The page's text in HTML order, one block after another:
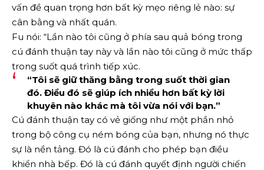
vấn đề quan trọng hơn bất kỳ mẹo riêng lẻ nào: sự
cân bằng và nhất quán.
Fu nói: “Lần nào tôi cũng ở phía sau quả bóng trong
cú đánh thuận tay này và lần nào tôi cũng ở mức thấp
trong suốt quá trình tiếp xúc.
“Tôi sẽ giữ thăng bằng trong suốt thời gian
đó. Điều đó sẽ giúp ích nhiều hơn bất kỳ lời
khuyên nào khác mà tôi vừa nói với bạn.”
Cú đánh thuận tay có vẻ giống như một phần nhỏ
trong bộ công cụ ném bóng của bạn, nhưng nó thực
sự là nền tảng. Đó là cú đánh cho phép bạn điều
khiển nhà bếp. Đó là cú đánh quyết định người chiến